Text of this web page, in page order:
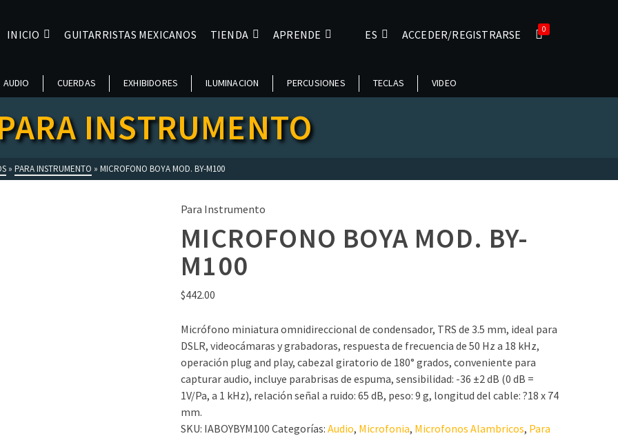
INICIO GUITARRISTAS MEXICANOS TIENDA APRENDE ES ACCEDER/REGISTRARSE 0
AUDIO CUERDAS EXHIBIDORES ILUMINACION PERCUSIONES TECLAS VIDEO
INSTRUMENTO
» PARA INSTRUMENTO » MICROFONO BOYA MOD. BY-M100
Para Instrumento
MICROFONO BOYA MOD. BY-
M100
$442.00
Micrófono miniatura omnidireccional de condensador, TRS de 3.5 mm, ideal para
DSLR, videocámaras y grabadoras, respuesta de frecuencia de 50 Hz a 18 kHz,
operación plug and play, cabezal giratorio de 180° grados, conveniente para
capturar audio, incluye parabrisas de espuma, sensibilidad: -36 ±2 dB (0 dB =
1V/Pa, a 1 kHz), relación señal a ruido: 65 dB, peso: 9 g, longitud del cable: ?18 x 74
mm.
SKU: IABOYBYM100 Categorías:Audio, Microfonia, Microfonos Alambricos, Para